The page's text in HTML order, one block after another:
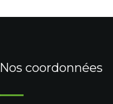
Nos coordonnées